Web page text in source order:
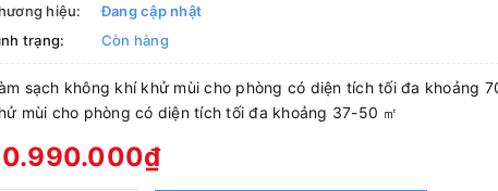
hiệu:
Đang cập nhật
trạng:
Còn hàng
sạch không khí khử mùi cho phòng có diện tích tối đa khoảng
mùi cho phòng có diện tích tối đa khoảng 37-50 ㎡